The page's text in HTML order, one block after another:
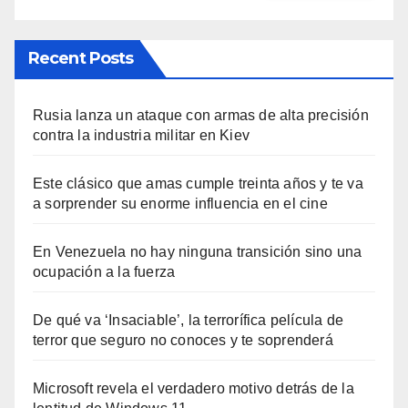
Recent Posts
Rusia lanza un ataque con armas de alta precisión
contra la industria militar en Kiev
Este clásico que amas cumple treinta años y te va
a sorprender su enorme influencia en el cine
En Venezuela no hay ninguna transición sino una
ocupación a la fuerza
De qué va ‘Insaciable’, la terrorífica película de
terror que seguro no conoces y te soprenderá
Microsoft revela el verdadero motivo detrás de la